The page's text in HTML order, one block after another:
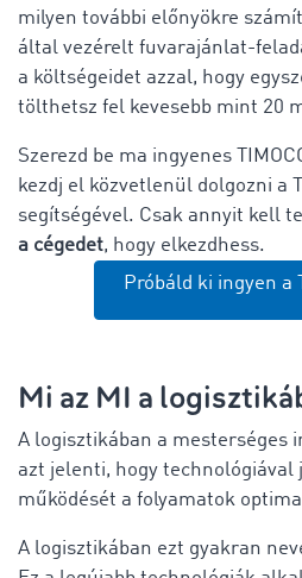
milyen további előnyökre
által vezérelt fuvarajánlat-
a költségeidet azzal, hogy
tölthetsz fel kevesebb mint 20
Szerezd be ma ingyenes
kezdj el közvetlenül dolgozni a
segítségével. Csak annyit kell
a cégedet, hogy elkezdhess.
Próbáld ki ingyen a
Mi az MI a
A logisztikában a mesterséges
azt jelenti, hogy technológiával
működését a folyamatok
A logisztikában ezt gyakran